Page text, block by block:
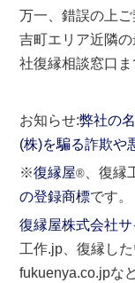
万一、錯誤の上
吉町エリア近隣
社復縁相談窓口ま
お知らせ:弊社の
(株)を騙る詐欺や
※復縁屋® 、復縁
の登録商標です。
復縁屋株式会社サ
工作.jp、復縁し
fukuenya.co.jpな